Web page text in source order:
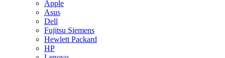
Apple
Asus
Dell
Fujitsu Siemens
Hewlett Packard
HP